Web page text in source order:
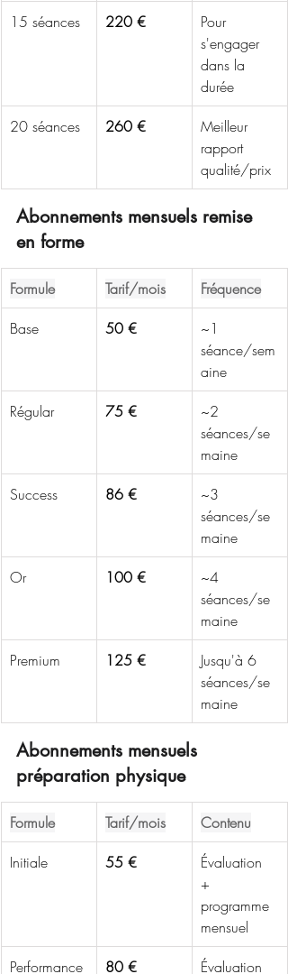
15 séances 220 €
Pour
s'engager
dans la
durée
20 séances
260 €
Meilleur
rapport
qualité/prix
Abonnements mensuels remise
en forme
Formule Tarif/mois
Fréquence
Base
50 €
~1
séance/sem
aine
Régular
75 €
~2
séances/se
maine
Success
86 €
~3
séances/se
maine
Or
100 €
~4
séances/se
maine
Premium
125 €
Jusqu'à 6
séances/se
maine
Abonnements mensuels
préparation physique
Formule Tarif/mois
Contenu
Initiale
55 €
Évaluation
+
programme
mensuel
Performance
80 €
Évaluation